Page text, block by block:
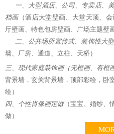
一、大型酒店、公司、专卖店、
档画（酒店大堂壁画、大堂天顶、
厅壁画、特色包房壁画、广场主题壁画
二、公共场所宣传式、装饰性大
墙、厂房、通道、立柱、天桥）
三、现代家庭装饰画（无框画、有框
背景墙，玄关背景墙，顶部彩绘，卧
绘）
四、个性肖像画定做（宝宝、婚纱、
做）